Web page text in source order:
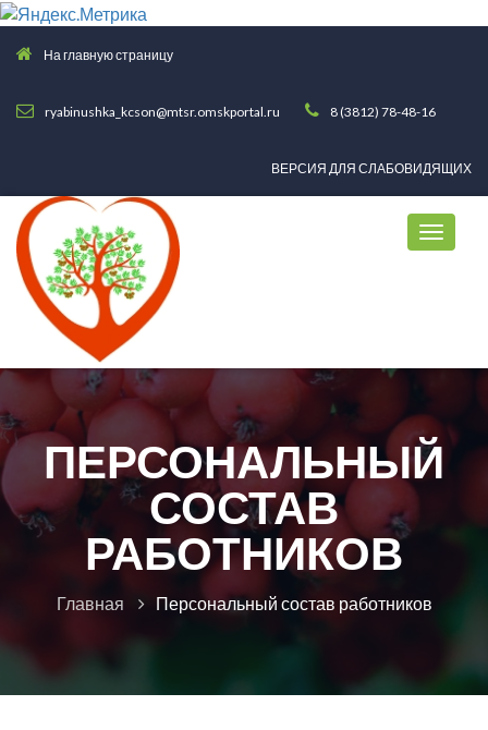
На главную страницу
ryabinushka_kcson@mtsr.omskportal.ru 8 (3812) 78-48-16
ВЕРСИЯ ДЛЯ СЛАБОВИДЯЩИХ
ПЕРСОНАЛЬНЫЙ
СОСТАВ
РАБОТНИКОВ
Главная Персональный состав работников